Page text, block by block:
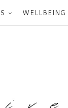
WELLBEING